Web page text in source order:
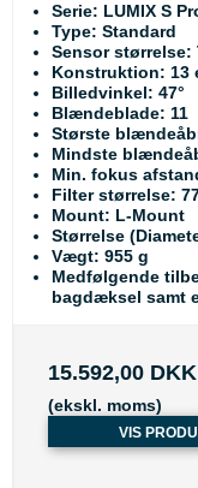
Serie: LUMIX S
Type: Standard
Sensor størrelse:
Konstruktion: 13
Billedvinkel: 47°
Blændeblade: 11
Største
Mindste
Min. fokus
Filter størrelse:
Mount: L-Mount
Størrelse
Vægt: 955 g
Medfølgende
bagdæksel samt
15.592,00 DKK
(ekskl. moms)
VIS